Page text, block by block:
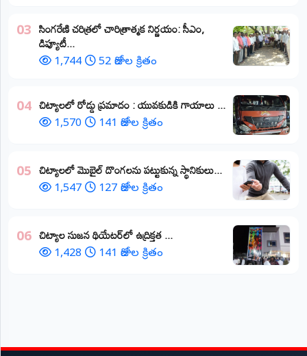
03 ​సింగరేణి చరిత్రలో చారిత్రాత్మక నిర్ణయం: సీఎం,
డిప్యూటీ...
1,744 52 రోజుల క్రితం
04 చిట్యాలలో రోడ్డు ప్రమాదం : యువకుడికి గాయాలు ​...
1,570 141 రోజుల క్రితం
05 చిట్యాలలో మొబైల్ దొంగలను పట్టుకున్న స్థానికులు...
1,547 127 రోజుల క్రితం
06 చిట్యాల సుజన థియేటర్‌లో ఉద్రిక్తత ...
1,428 141 రోజుల క్రితం